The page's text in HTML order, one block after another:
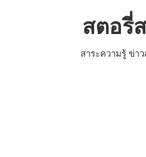
สตอรี่
สาระความรู้ ข่า